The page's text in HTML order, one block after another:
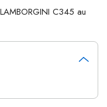
C345 au